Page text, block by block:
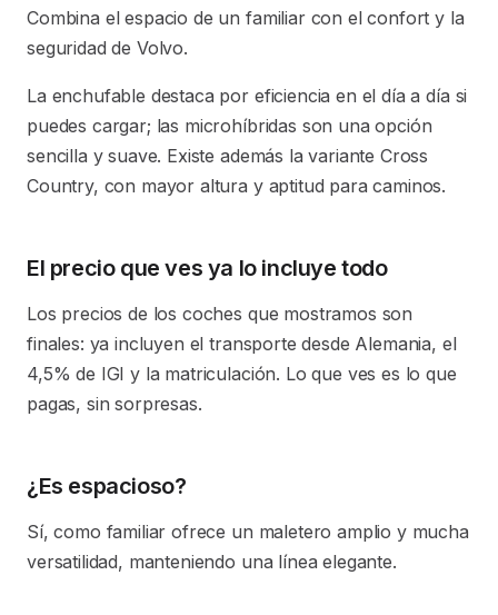
Combina el espacio de un familiar con el confort y la
seguridad de Volvo.
La enchufable destaca por eficiencia en el día a día si
puedes cargar; las microhíbridas son una opción
sencilla y suave. Existe además la variante Cross
Country, con mayor altura y aptitud para caminos.
El precio que ves ya lo incluye todo
Los precios de los coches que mostramos son
finales: ya incluyen el transporte desde Alemania, el
4,5% de IGI y la matriculación. Lo que ves es lo que
pagas, sin sorpresas.
¿Es espacioso?
Sí, como familiar ofrece un maletero amplio y mucha
versatilidad, manteniendo una línea elegante.